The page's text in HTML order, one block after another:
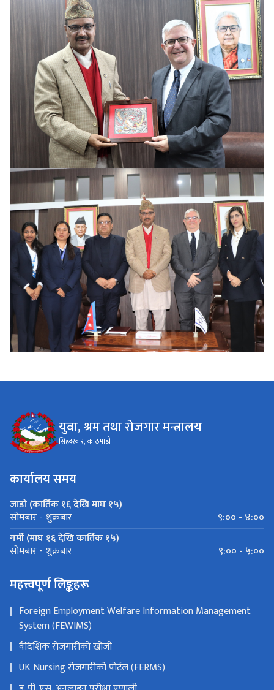
युवा, श्रम तथा रोजगार मन्त्रालय
सिंहदरवार, काठमाडौं
कार्यालय समय
जाडो (कार्तिक १६ देखि माघ १५)
सोमबार - शुक्रबार
९:०० - ४:००
गर्मी (माघ १६ देखि कार्तिक १५)
सोमबार - शुक्रबार ९:०० - ५:००
महत्त्वपूर्ण लिङ्कहरू
Foreign Employment Welfare Information Management
System (FEWIMS)
वैदिशिक रोजगारीको खोजी
UK Nursing रोजगारीको पोर्टल (FERMS)